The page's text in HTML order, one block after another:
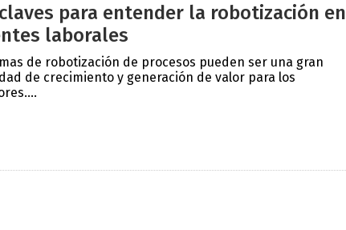
para entender la robotización en
laborales
de robotización de procesos pueden ser una gran
de crecimiento y generación de valor para los